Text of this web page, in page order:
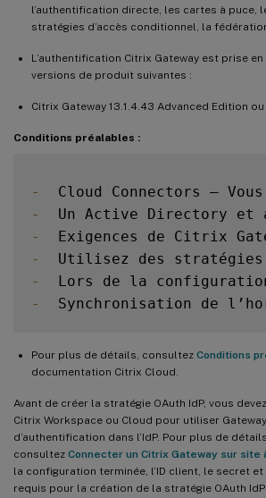
l’authentification directe, les cartes à puce,
stratégies d’accès conditionnel, la
L’authentification Citrix Gateway est prise
versions de produit suivantes :
Citrix Gateway 13.1.4.43 Advanced Edition
Conditions préalables :
-
Cloud Connectors –
-
Un Active Directory et
-
-
Utilisez des
-
Lors de la
-
Synchronisation de
Pour plus de détails, consultez Conditions
documentation Citrix Cloud.
Avant de créer la stratégie OAuth IdP, vous
Citrix Workspace ou Cloud pour utiliser
d’authentification dans l’IdP. Pour plus de
consultez Connecter un Citrix Gateway sur site
la configuration terminée, l’ID client, le secret et
requis pour la création de la stratégie OAuth IdP